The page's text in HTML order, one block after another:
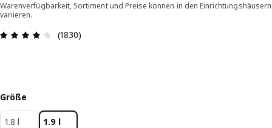
Warenverfügbarkeit, Sortiment und Preise können in den Einrichtungshäusern
variieren.
Bewertung: 4.2 von 5 Sterne Alle Bewertungen:
(1830)
Größe
1.8 l 1.9 l